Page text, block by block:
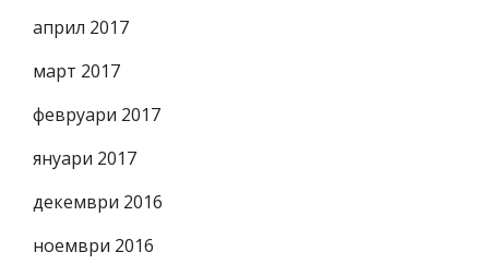
април 2017
март 2017
февруари 2017
януари 2017
декември 2016
ноември 2016